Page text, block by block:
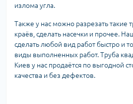
излома угла.
Также у нас можно разрезать такие
краёв, сделать насечки и прочее.
сделать любой вид работ быстро и
виды выполненных работ. Труба
Киев у нас продаётся по выгодной
качества и без дефектов.